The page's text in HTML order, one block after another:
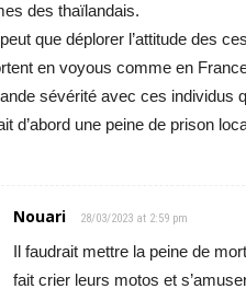
des thaïlandais.
que déplorer l’attitude des
en voyous comme en
sévérité avec ces individus
d’abord une peine de prison
Nouari 28/03/2023 at 2:59 pm
Il faudrait mettre la peine de
fait crier leurs motos et